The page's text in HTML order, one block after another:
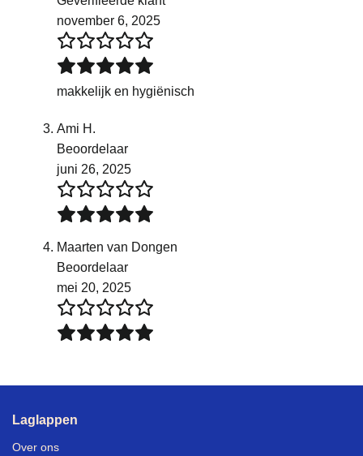
november 6, 2025
makkelijk en hygiënisch
Ami H.
Beoordelaar
juni 26, 2025
Maarten van Dongen
Beoordelaar
mei 20, 2025
Laglappen
Over ons